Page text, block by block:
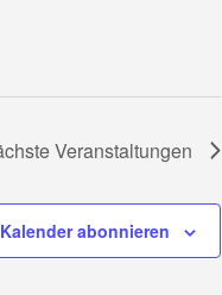
Veranstaltungen
Kalender abonnieren